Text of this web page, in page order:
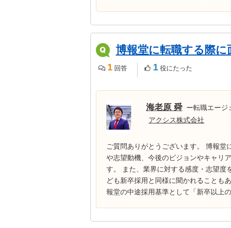
博報堂に転職する際
1 回答 1 役にたった
海老原 舜 ー転職エージ
アクシス株式会社
ご質問ありがとうございます。 博報
や志望動機、今後のビジョンやキャリ
す。 また、業界に対する感度・志望度
ども新卒採用と同様に聞かれることも
報堂の中途採用基準として「新卒以上